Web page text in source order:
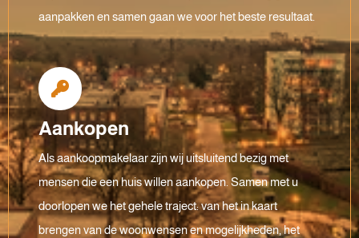
aanpakken en samen gaan we voor het beste resultaat.
Aankopen
Als aankoopmakelaar zijn wij uitsluitend bezig met
mensen die een huis willen aankopen. Samen met u
doorlopen we het gehele traject: van het in kaart
brengen van de woonwensen en mogelijkheden, het